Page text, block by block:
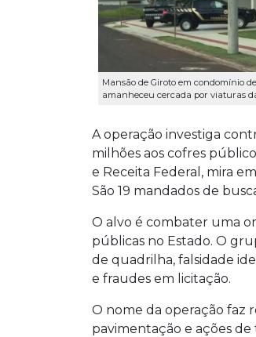
Mansão de Giroto em condomínio
amanheceu cercada por viaturas
A operação investiga
milhões aos cofres
e Receita Federal, mira
São 19 mandados de
O alvo é combater uma
públicas no Estado. O
de quadrilha, falsidade
e fraudes em licitação.
O nome da operação faz
pavimentação e ações de